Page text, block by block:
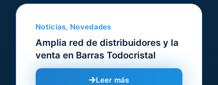
Noticias, Novedades
Amplia red de distribuidores y la
venta en Barras Todocristal
Leer más